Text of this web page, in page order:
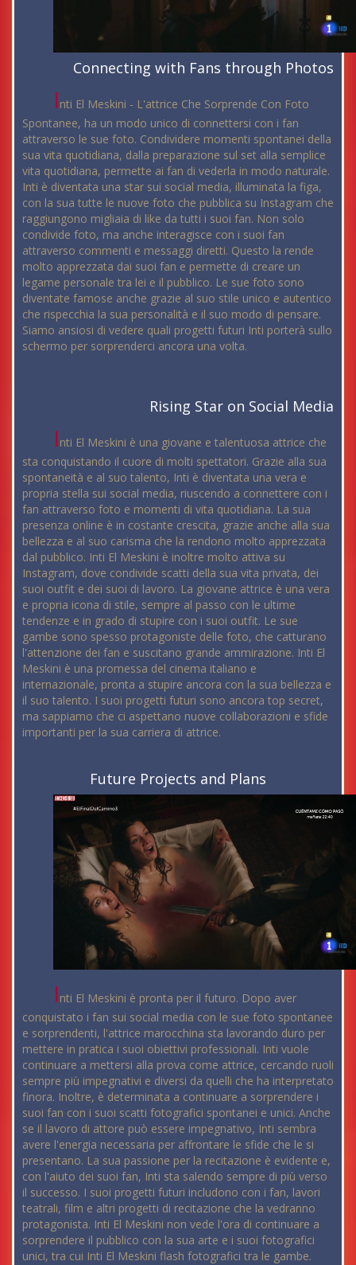
Connecting with Fans through Photos
Inti El Meskini - L'attrice Che Sorprende Con Foto
Spontanee, ha un modo unico di connettersi con i fan
attraverso le sue foto. Condividere momenti spontanei della
sua vita quotidiana, dalla preparazione sul set alla semplice
vita quotidiana, permette ai fan di vederla in modo naturale.
Inti è diventata una star sui social media, illuminata la figa,
con la sua tutte le nuove foto che pubblica su Instagram che
raggiungono migliaia di like da tutti i suoi fan. Non solo
condivide foto, ma anche interagisce con i suoi fan
attraverso commenti e messaggi diretti. Questo la rende
molto apprezzata dai suoi fan e permette di creare un
legame personale tra lei e il pubblico. Le sue foto sono
diventate famose anche grazie al suo stile unico e autentico
che rispecchia la sua personalità e il suo modo di pensare.
Siamo ansiosi di vedere quali progetti futuri Inti porterà sullo
schermo per sorprenderci ancora una volta.
Rising Star on Social Media
Inti El Meskini è una giovane e talentuosa attrice che
sta conquistando il cuore di molti spettatori. Grazie alla sua
spontaneità e al suo talento, Inti è diventata una vera e
propria stella sui social media, riuscendo a connettere con i
fan attraverso foto e momenti di vita quotidiana. La sua
presenza online è in costante crescita, grazie anche alla sua
bellezza e al suo carisma che la rendono molto apprezzata
dal pubblico. Inti El Meskini è inoltre molto attiva su
Instagram, dove condivide scatti della sua vita privata, dei
suoi outfit e dei suoi di lavoro. La giovane attrice è una vera
e propria icona di stile, sempre al passo con le ultime
tendenze e in grado di stupire con i suoi outfit. Le sue
gambe sono spesso protagoniste delle foto, che catturano
l'attenzione dei fan e suscitano grande ammirazione. Inti El
Meskini è una promessa del cinema italiano e
internazionale, pronta a stupire ancora con la sua bellezza e
il suo talento. I suoi progetti futuri sono ancora top secret,
ma sappiamo che ci aspettano nuove collaborazioni e sfide
importanti per la sua carriera di attrice.
Future Projects and Plans
Inti El Meskini è pronta per il futuro. Dopo aver
conquistato i fan sui social media con le sue foto spontanee
e sorprendenti, l'attrice marocchina sta lavorando duro per
mettere in pratica i suoi obiettivi professionali. Inti vuole
continuare a mettersi alla prova come attrice, cercando ruoli
sempre più impegnativi e diversi da quelli che ha interpretato
finora. Inoltre, è determinata a continuare a sorprendere i
suoi fan con i suoi scatti fotografici spontanei e unici. Anche
se il lavoro di attore può essere impegnativo, Inti sembra
avere l'energia necessaria per affrontare le sfide che le si
presentano. La sua passione per la recitazione è evidente e,
con l'aiuto dei suoi fan, Inti sta salendo sempre di più verso
il successo. I suoi progetti futuri includono con i fan, lavori
teatrali, film e altri progetti di recitazione che la vedranno
protagonista. Inti El Meskini non vede l'ora di continuare a
sorprendere il pubblico con la sua arte e i suoi fotografici
unici, tra cui Inti El Meskini flash fotografici tra le gambe.